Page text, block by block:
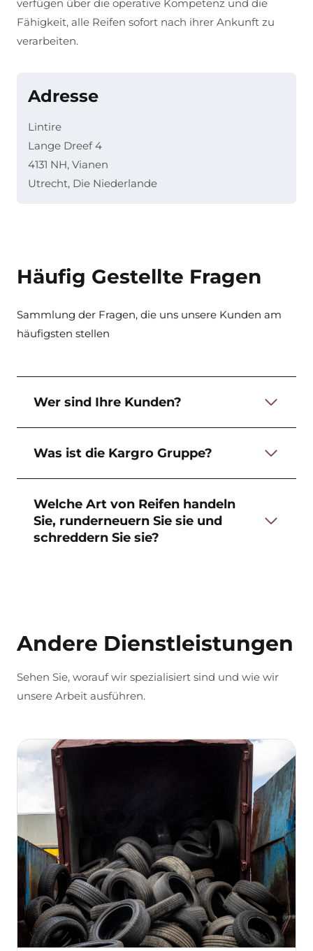
verfügen über die operative Kompetenz und die
Fähigkeit, alle Reifen sofort nach ihrer Ankunft zu
verarbeiten.
Adresse
Lintire
Lange Dreef 4
4131 NH, Vianen
Utrecht, Die Niederlande
Häufig Gestellte Fragen
Sammlung der Fragen, die uns unsere Kunden am
häufigsten stellen
Wer sind Ihre Kunden?
Was ist die Kargro Gruppe?
Welche Art von Reifen handeln
Sie, runderneuern Sie sie und
schreddern Sie sie?
Andere Dienstleistungen
Sehen Sie, worauf wir spezialisiert sind und wie wir
unsere Arbeit ausführen.